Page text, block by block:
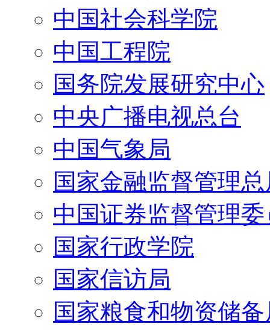
中国社会科学院
中国工程院
国务院发展研究中心
中央广播电视总台
中国气象局
国家金融监督管理
中国证券监督管理
国家行政学院
国家信访局
国家粮食和物资储